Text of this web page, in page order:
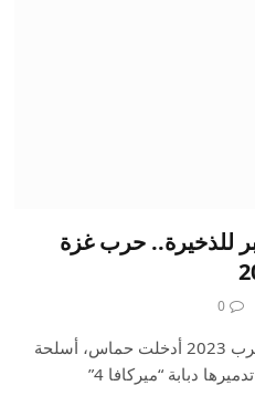
للذخيرة.. حرب غزة
0
أشهر أسلحة حماس في حرب 2023 أدخلت حماس، أسلحة
اكتسبت شهرة واسعة بعد تدميرها دبابة “ميركافا 4”